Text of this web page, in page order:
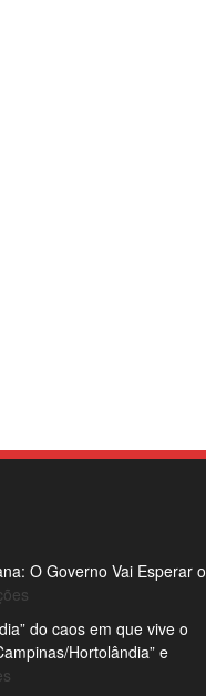
O Governo Vai Esperar o
do caos em que vive o
Hortolândia” e